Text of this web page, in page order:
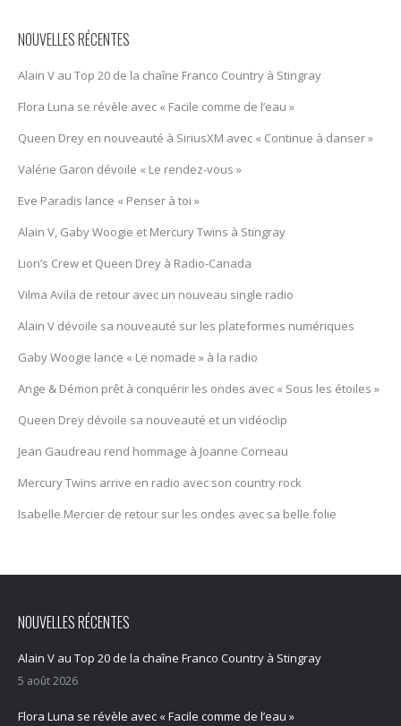
NOUVELLES RÉCENTES
Alain V au Top 20 de la chaîne Franco Country à Stingray
Flora Luna se révèle avec « Facile comme de l’eau »
Queen Drey en nouveauté à SiriusXM avec « Continue à danser »
Valérie Garon dévoile « Le rendez-vous »
Eve Paradis lance « Penser à toi »
Alain V, Gaby Woogie et Mercury Twïns à Stingray
Lion’s Crew et Queen Drey à Radio-Canada
Vilma Avila de retour avec un nouveau single radio
Alain V dévoile sa nouveauté sur les plateformes numériques
Gaby Woogie lance « Le nomade » à la radio
Ange & Démon prêt à conquérir les ondes avec « Sous les étoiles »
Queen Drey dévoile sa nouveauté et un vidéoclip
Jean Gaudreau rend hommage à Joanne Corneau
Mercury Twïns arrive en radio avec son country rock
Isabelle Mercier de retour sur les ondes avec sa belle folie
NOUVELLES RÉCENTES
Alain V au Top 20 de la chaîne Franco Country à Stingray
5 août 2026
Flora Luna se révèle avec « Facile comme de l’eau »